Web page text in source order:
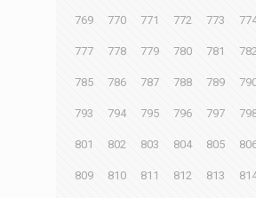
769 770 771 772 773
777 778 779 780 781 782
785 786 787 788 789
793 794 795 796 797
801 802 803 804 805
809 810 811 812 813